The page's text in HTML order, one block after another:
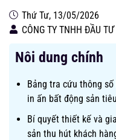
Thứ Tư, 13/05/2026
CÔNG TY TNHH ĐẦU
Nôi dung chính
Bảng tra cứu thông
in ấn bất động sản
Bí quyết thiết kế và
sản thu hút khách